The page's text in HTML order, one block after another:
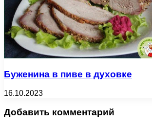
Буженина в пиве в духовке
16.10.2023
Добавить комментарий